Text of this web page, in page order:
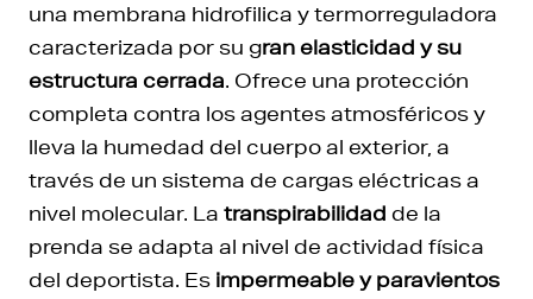
una membrana hidrofilica y termorreguladora
caracterizada por su gran elasticidad y su
estructura cerrada. Ofrece una protección
completa contra los agentes atmosféricos y
lleva la humedad del cuerpo al exterior, a
través de un sistema de cargas eléctricas a
nivel molecular. La transpirabilidad de la
prenda se adapta al nivel de actividad física
del deportista. Es impermeable y paravientos